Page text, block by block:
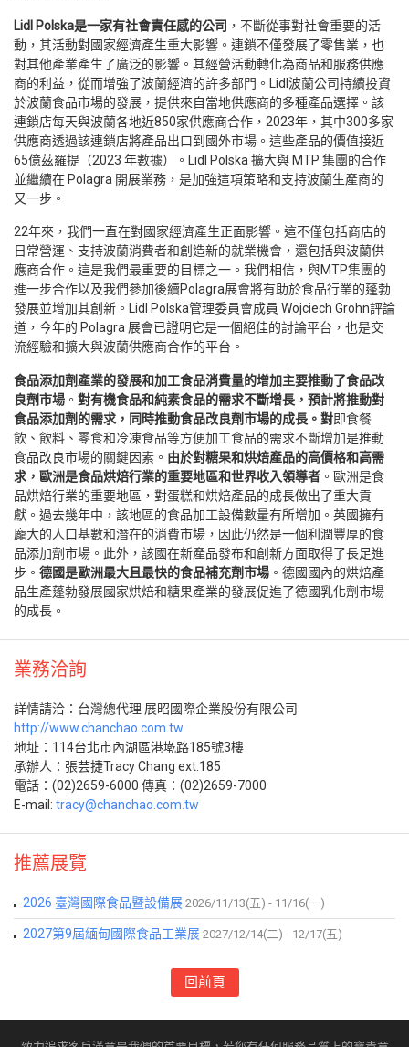
Lidl Polska是一家有社會責任感的公司 ，不斷從事對社會重要的活
動，其活動對國家經濟產生重大影響。連鎖不僅發展了零售業，也
對其他產業產生了廣泛的影響。其經營活動轉化為商品和服務供應
商的利益，從而增強了波蘭經濟的許多部門。Lidl波蘭公司持續投資
於波蘭食品市場的發展，提供來自當地供應商的多種產品選擇。該
連鎖店每天與波蘭各地近850家供應商合作，2023年，其中300多家
供應商透過該連鎖店將產品出口到國外市場。這些產品的價值接近
65億茲羅提（2023 年數據）。Lidl Polska 擴大與 MTP 集團的合作
並繼續在 Polagra 開展業務，是加強這項策略和支持波蘭生產商的
又一步。
22年來，我們一直在對國家經濟產生正面影響。這不僅包括商店的
日常營運、支持波蘭消費者和創造新的就業機會，還包括與波蘭供
應商合作。這是我們最重要的目標之一。我們相信，與MTP集團的
進一步合作以及我們參加後續Polagra展會將有助於食品行業的蓬勃
發展並增加其創新。Lidl Polska管理委員會成員 Wojciech Grohn評論
道，今年的 Polagra 展會已證明它是一個絕佳的討論平台，也是交
流經驗和擴大與波蘭供應商合作的平台。
食品添加劑產業的發展和加工食品消費量的增加主要推動了食品改
良劑市場 。 對有機食品和純素食品的需求不斷增長，預計將推動對
食品添加劑的需求，同時推動食品改良劑市場的成長。對即食餐
飲、飲料、零食和冷凍食品等方便加工食品的需求不斷增加是推動
食品改良市場的關鍵因素。 由於對糖果和烘焙產品的高價格和高需
求，歐洲是食品烘焙行業的重要地區和世界收入領導者 。歐洲是食
品烘焙行業的重要地區，對蛋糕和烘焙產品的成長做出了重大貢
獻。過去幾年中，該地區的食品加工設備數量有所增加。英國擁有
龐大的人口基數和潛在的消費市場，因此仍然是一個利潤豐厚的食
品添加劑市場。此外，該國在新產品發布和創新方面取得了長足進
步。 德國是歐洲最大且最快的食品補充劑市場 。德國國內的烘焙產
品生產蓬勃發展國家烘焙和糖果產業的發展促進了德國乳化劑市場
的成長。
業務洽詢
詳情請洽：台灣總代理 展昭國際企業股份有限公司
http://www.chanchao.com.tw
地址：114台北市內湖區港墘路185號3樓
承辦人：張芸捷Tracy Chang ext.185
電話：(02)2659-6000 傳真：(02)2659-7000
E-mail: tracy@chanchao.com.tw
推薦展覽
2026 臺灣國際食品暨設備展 2026/11/13(五) - 11/16(一)
2027第9屆緬甸國際食品工業展 2027/12/14(二) - 12/17(五)
回前頁